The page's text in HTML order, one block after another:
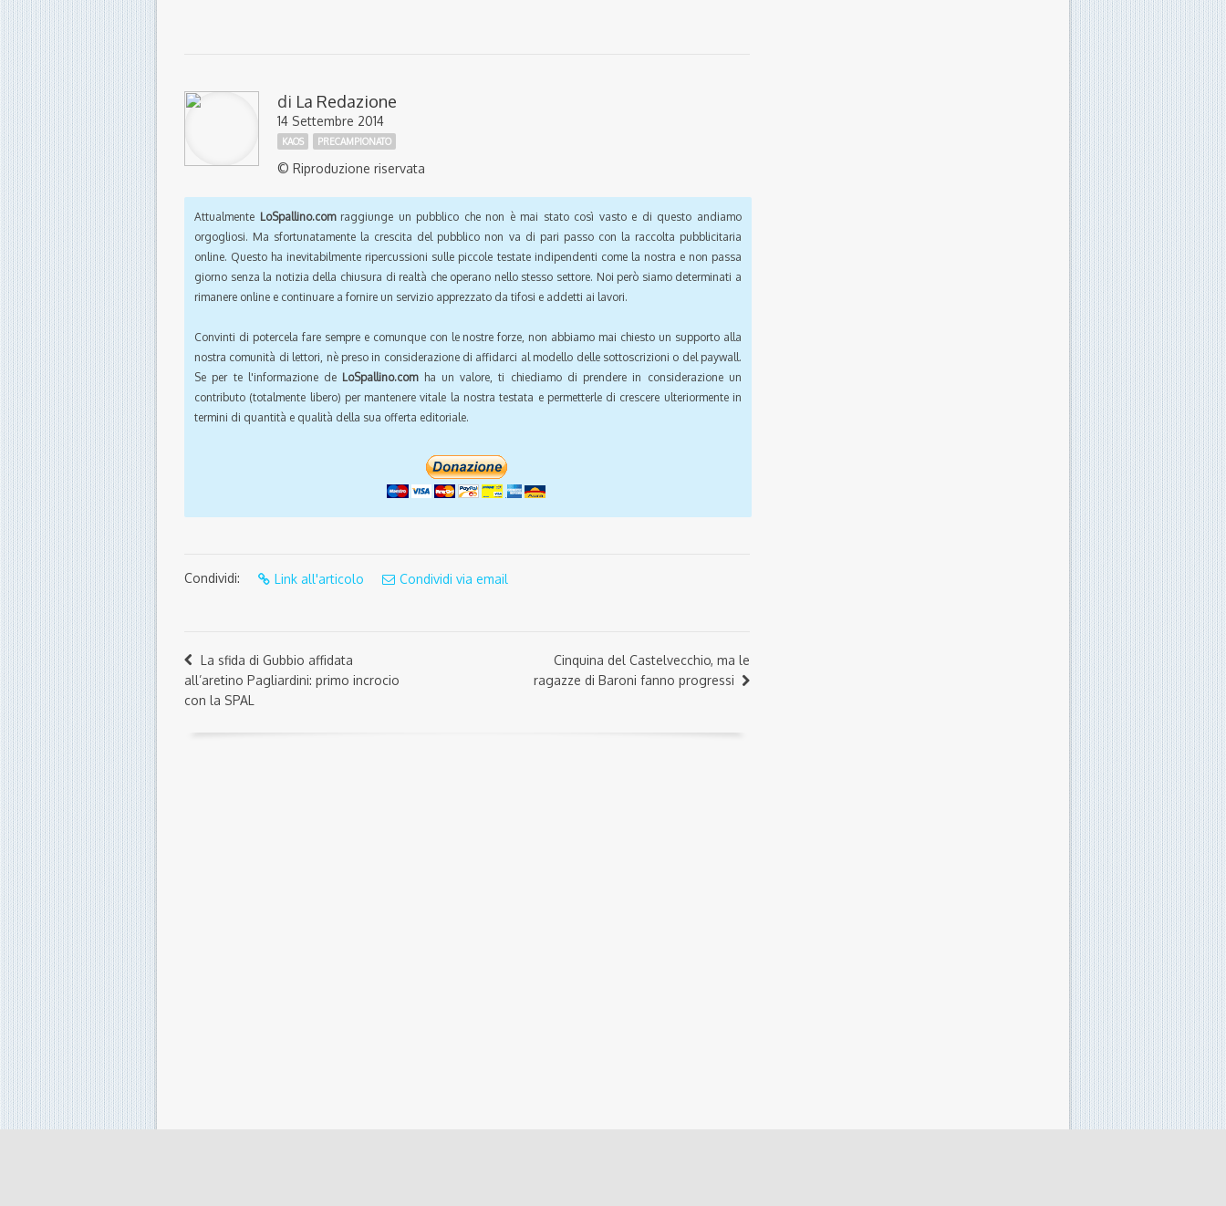
di La Redazione
14 Settembre 2014
KAOS PRECAMPIONATO
© Riproduzione riservata
Attualmente LoSpallino.comraggiunge un pubblico che non è mai stato così vasto e di questo andiamo
orgogliosi. Ma sfortunatamente la crescita del pubblico non va di pari passo con la raccolta pubblicitaria
online. Questo ha inevitabilmente ripercussioni sulle piccole testate indipendenti come la nostra e non passa
giorno senza la notizia della chiusura di realtà che operano nello stesso settore. Noi però siamo determinati a
rimanere online e continuare a fornire un servizio apprezzato da tifosi e addetti ai lavori.
Convinti di potercela fare sempre e comunque con le nostre forze, non abbiamo mai chiesto un supporto alla
nostra comunità di lettori, nè preso in considerazione di affidarci al modello delle sottoscrizioni o del paywall.
Se per te l'informazione de LoSpallino.comha un valore, ti chiediamo di prendere in considerazione un
contributo (totalmente libero) per mantenere vitale la nostra testata e permetterle di crescere ulteriormente in
termini di quantità e qualità della sua offerta editoriale.
Condividi: Link all'articolo Condividi via email
La sfida di Gubbio affidata
all’aretino Pagliardini: primo incrocio
con la SPAL
Cinquina del Castelvecchio, ma le
ragazze di Baroni fanno progressi